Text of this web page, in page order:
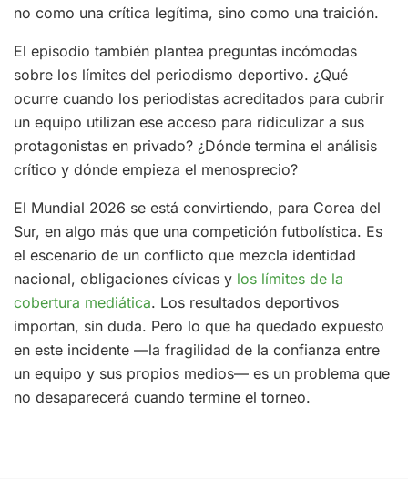
no como una crítica legítima, sino como una traición.
El episodio también plantea preguntas incómodas
sobre los límites del periodismo deportivo. ¿Qué
ocurre cuando los periodistas acreditados para cubrir
un equipo utilizan ese acceso para ridiculizar a sus
protagonistas en privado? ¿Dónde termina el análisis
crítico y dónde empieza el menosprecio?
El Mundial 2026 se está convirtiendo, para Corea del
Sur, en algo más que una competición futbolística. Es
el escenario de un conflicto que mezcla identidad
nacional, obligaciones cívicas y los límites de la
cobertura mediática. Los resultados deportivos
importan, sin duda. Pero lo que ha quedado expuesto
en este incidente —la fragilidad de la confianza entre
un equipo y sus propios medios— es un problema que
no desaparecerá cuando termine el torneo.